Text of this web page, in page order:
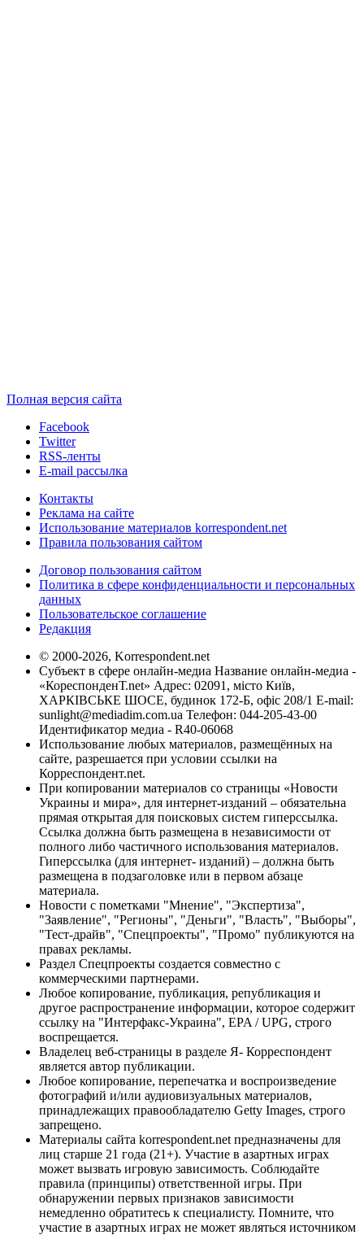
Полная версия сайта
Facebook
Twitter
RSS-ленты
E-mail рассылка
Контакты
Реклама на сайте
Использование материалов korrespondent.net
Правила пользования сайтом
Договор пользования сайтом
Политика в сфере конфиденциальности и персональных
данных
Пользовательское соглашение
Редакция
© 2000-2026, Korrespondent.net
Субъект в сфере онлайн-медиа Название онлайн-медиа -
«КореспонденТ.net» Адрес: 02091, місто Київ,
ХАРКІВСЬКЕ ШОСЕ, будинок 172-Б, офіс 208/1 E-mail:
sunlight@mediadim.com.ua Телефон: 044-205-43-00
Идентификатор медиа - R40-06068
Использование любых материалов, размещённых на
сайте, разрешается при условии ссылки на
Корреспондент.net.
При копировании материалов со страницы «Новости
Украины и мира», для интернет-изданий – обязательна
прямая открытая для поисковых систем гиперссылка.
Ссылка должна быть размещена в независимости от
полного либо частичного использования материалов.
Гиперссылка (для интернет- изданий) – должна быть
размещена в подзаголовке или в первом абзаце
материала.
Новости с пометками "Мнение", "Экспертиза",
"Заявление", "Регионы", "Деньги", "Власть", "Выборы",
"Тест-драйв", "Спецпроекты", "Промо" публикуются на
правах рекламы.
Раздел Спецпроекты создается совместно с
коммерческими партнерами.
Любое копирование, публикация, републикация и
другое распространение информации, которое содержит
ссылку на "Интерфакс-Украина", EPA / UPG, строго
воспрещается.
Владелец веб-страницы в разделе Я- Корреспондент
является автор публикации.
Любое копирование, перепечатка и воспроизведение
фотографий и/или аудиовизуальных материалов,
принадлежащих правообладателю Getty Images, строго
запрещено.
Материалы сайта korrespondent.net предназначены для
лиц старше 21 года (21+). Участие в азартных играх
может вызвать игровую зависимость. Соблюдайте
правила (принципы) ответственной игры. При
обнаружении первых признаков зависимости
немедленно обратитесь к специалисту. Помните, что
участие в азартных играх не может являться источником